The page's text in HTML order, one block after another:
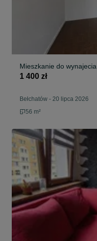
Mieszkanie do wynajecia
1 400 zł
Bełchatów - 20 lipca 2026
56 m²